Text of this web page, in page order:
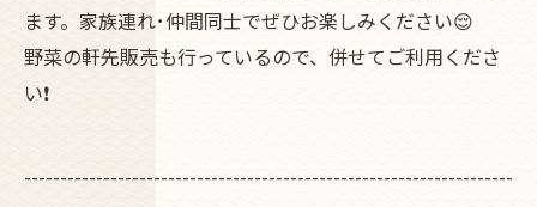
ます。家族連れ･仲間同士でぜひお楽しみください😌
野菜の軒先販売も行っているので、併せてご利用くださ
い❗
--------------------------------------------------------------------